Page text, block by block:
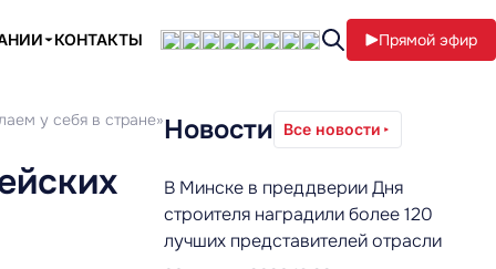
КОНТАКТЫ Прямой эфир
у себя в стране»Новости Все новости
В Минске в преддверии Дня
строителя наградили более 120
лучших представителей отрасли